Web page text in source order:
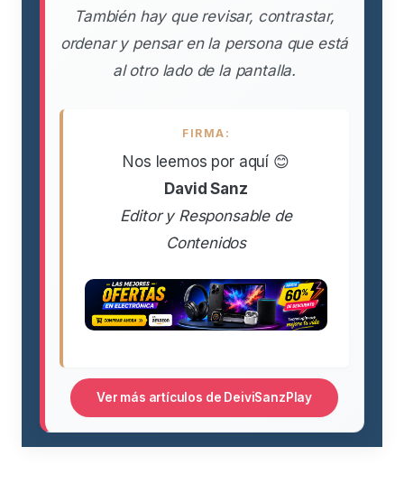
También hay que revisar, contrastar,
ordenar y pensar en la persona que está
al otro lado de la pantalla.
FIRMA:
Nos leemos por aquí 😊
David Sanz
Editor y Responsable de
Contenidos
Ver más artículos de DeiviSanzPlay